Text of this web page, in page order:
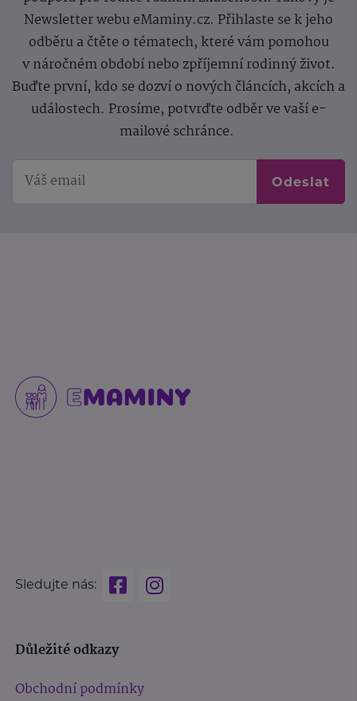
Newsletter webu eMaminy.cz. Přihlaste se k jeho
odběru a čtěte o tématech, které vám pomohou
v náročném období nebo zpříjemní rodinný život.
Buďte první, kdo se dozví o nových článcích, akcích a
událostech. Prosíme, potvrďte odběr ve vaší e-
mailové schránce.
Odeslat
Sledujte nás:
Důležité odkazy
Obchodní podmínky